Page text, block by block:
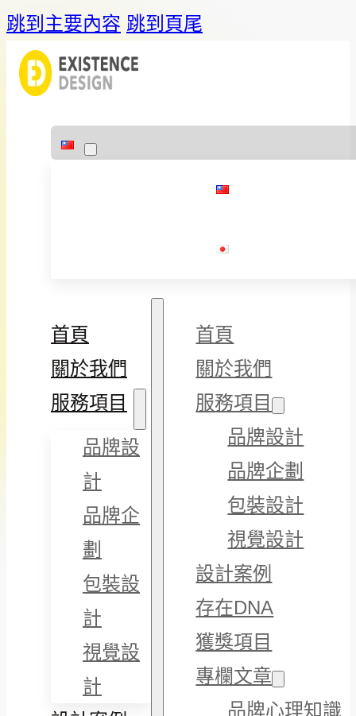
跳到主要內容 跳到頁尾
首頁
關於我們
服務項目
品牌設
計
品牌企
劃
包裝設
計
視覺設
計
首頁
關於我們
服務項目
品牌設計
品牌企劃
包裝設計
視覺設計
設計案例
存在DNA
獲獎項目
專欄文章
品牌心理知識